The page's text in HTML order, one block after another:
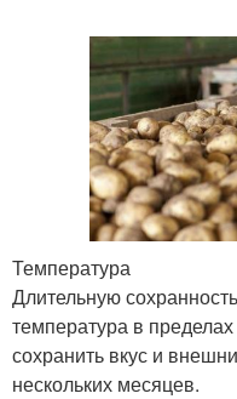
Температура
Длительную
температура в
сохранить вкус и
нескольких месяцев.